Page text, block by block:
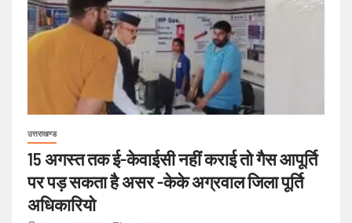
उत्तराखण्ड
15 अगस्त तक ई-केवाईसी नहीं कराई तो गैस आपूर्ति
पर पड़ सकता है असर -केके अग्रवाल जिला पूर्ति
अधिकारियो